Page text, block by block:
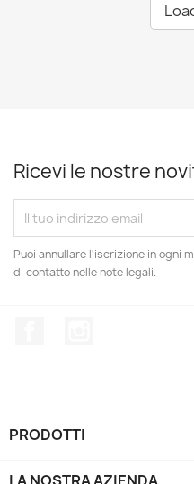
Ricevi le nostre
Puoi annullare l'iscrizione in ogni
di contatto nelle note legali.
PRODOTTI